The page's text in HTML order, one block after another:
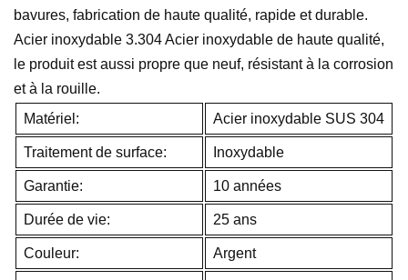
bavures, fabrication de haute qualité, rapide et durable.
Acier inoxydable 3.304 Acier inoxydable de haute qualité,
le produit est aussi propre que neuf, résistant à la corrosion
et à la rouille.
Matériel:
Acier inoxydable SUS 304
Traitement de surface: Inoxydable
Garantie: 10 années
Durée de vie: 25 ans
Couleur: Argent